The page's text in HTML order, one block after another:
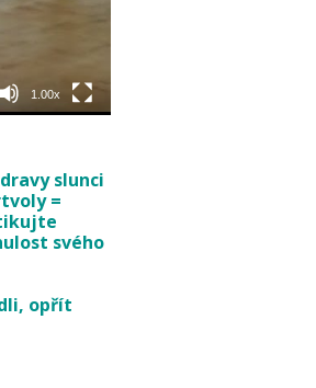
1.00x
slunci
=
svého
opřít